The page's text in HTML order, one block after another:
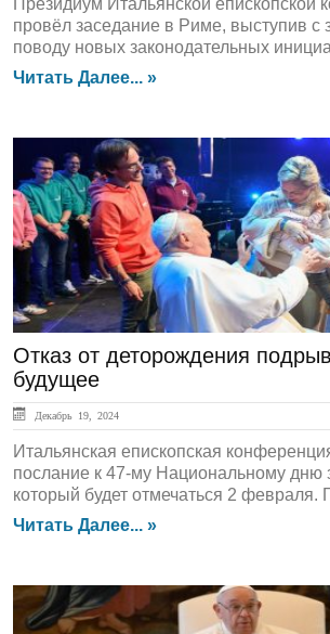
Президиум Итальянской епископской
провёл заседание в Риме, выступив с
поводу новых законодательных
Читать Далее... »
ЛЕНТА НОВОСТЕЙ
Отказ от деторождения
будущее
Декабрь 19, 2024
Итальянская епископская
послание к 47-му Национальному дню
который будет отмечаться 2 февраля.
Читать Далее... »
ЛЕНТА НОВОСТЕЙ